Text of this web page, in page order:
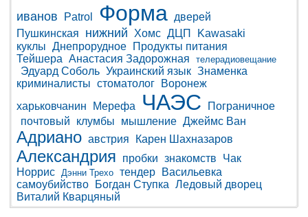
иванов Patrol Форма дверей
Пушкинская
нижний Хомс ДЦП
Kawasaki
куклы Днепрорудное
Продукты питания
Тейшера Анастасия Задорожная телерадиовещание
Эдуард Соболь Украинский язык Знаменка
криминалисты стоматолог
Воронеж
харьковчанин
Мерефа ЧАЭС
Пограничное
почтовый
клумбы мышление Джеймс Ван
Адриано австрия Карен Шахназаров
Александрия пробки знакомств
Чак
Норрис Дэнни Трехо тендер
Васильевка
самоубийство
Богдан Ступка Ледовый дворец
Виталий Кварцяный